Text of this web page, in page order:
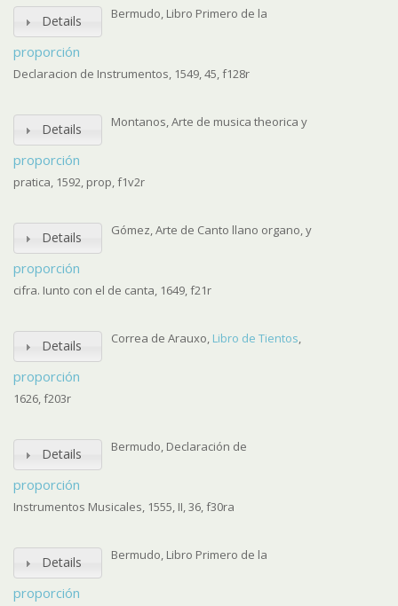
Details
proporción
Bermudo, Libro Primero de la
Declaracion de Instrumentos, 1549, 45, f128r
Details
proporción
Montanos, Arte de musica theorica y
pratica, 1592, prop, f1v2r
Details
proporción
Gómez, Arte de Canto llano organo, y
cifra. Iunto con el de canta, 1649, f21r
Details
proporción
Correa de Arauxo, Libro de Tientos,
1626, f203r
Details
proporción
Bermudo, Declaración de
Instrumentos Musicales, 1555, II, 36, f30ra
Details
proporción
Bermudo, Libro Primero de la